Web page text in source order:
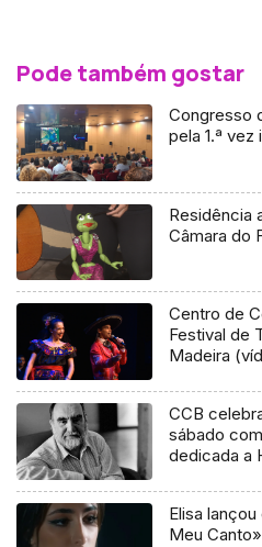
Pode também gostar
Congresso
pela 1.ª
Residência
Câmara do
Centro de
Festival de
Madeira
CCB
sábado
dedicada a
Elisa
Meu